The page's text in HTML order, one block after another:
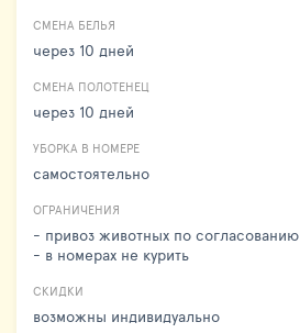
СМЕНА БЕЛЬЯ
через 10 дней
СМЕНА ПОЛОТЕНЕЦ
через 10 дней
УБОРКА В НОМЕРЕ
самостоятельно
ОГРАНИЧЕНИЯ
- привоз животных по согласованию
- в номерах не курить
СКИДКИ
возможны индивидуально